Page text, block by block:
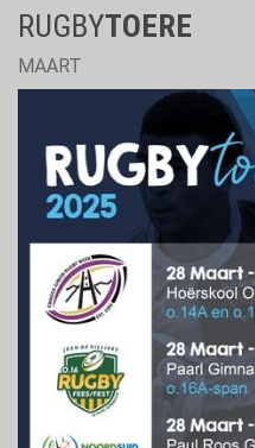
RUGBYTOERE
MAART